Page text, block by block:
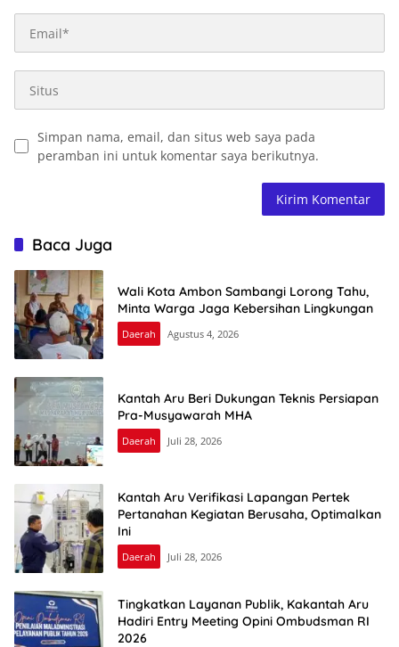
Simpan nama, email, dan situs web saya pada
peramban ini untuk komentar saya berikutnya.
Baca Juga
Wali Kota Ambon Sambangi Lorong Tahu,
Minta Warga Jaga Kebersihan Lingkungan
Daerah Agustus 4, 2026
Kantah Aru Beri Dukungan Teknis Persiapan
Pra-Musyawarah MHA
Daerah Juli 28, 2026
Kantah Aru Verifikasi Lapangan Pertek
Pertanahan Kegiatan Berusaha, Optimalkan
Ini
Daerah Juli 28, 2026
Tingkatkan Layanan Publik, Kakantah Aru
Hadiri Entry Meeting Opini Ombudsman RI
2026